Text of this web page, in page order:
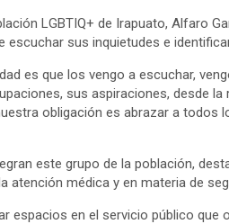
LGBTIQ+ de Irapuato, Alfaro
sus inquietudes e
es que los vengo a escuchar,
sus aspiraciones, desde
obligación es abrazar a todos
este grupo de la población,
atención médica y en materia de
espacios en el servicio público que